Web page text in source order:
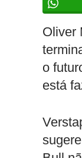
Oliver
o
está